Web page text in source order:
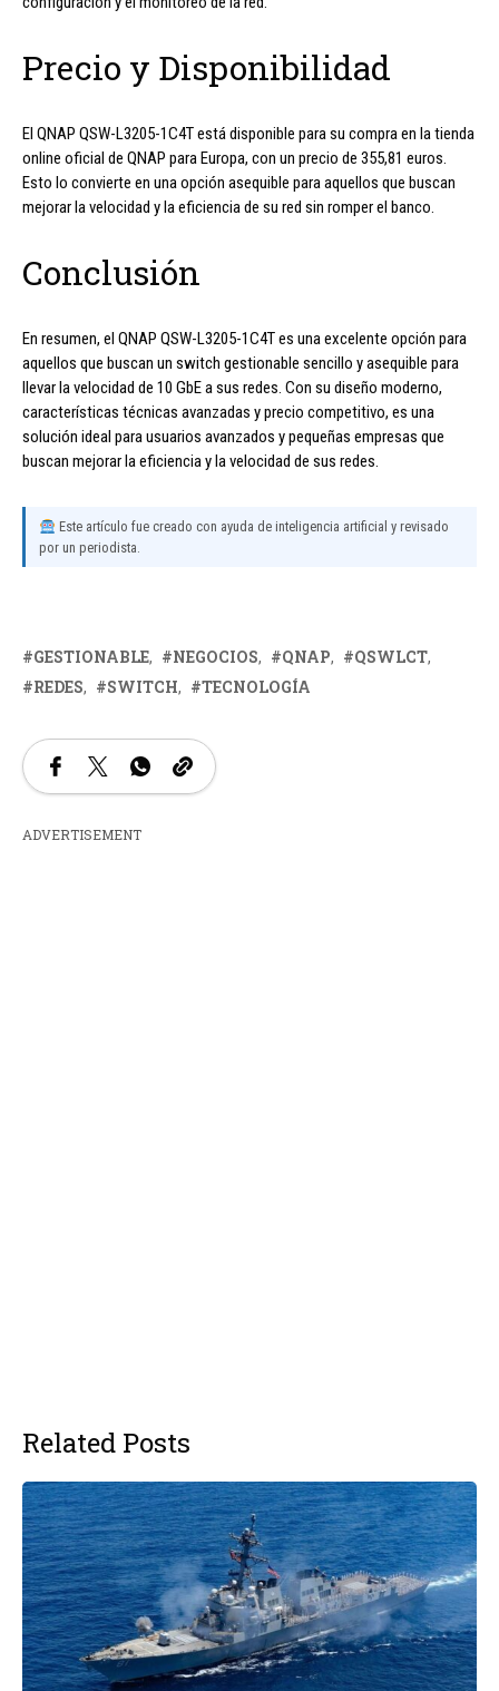
Precio y Disponibilidad
El QNAP QSW-L3205-1C4T está disponible para su compra en la tienda
online oficial de QNAP para Europa, con un precio de 355,81 euros.
Esto lo convierte en una opción asequible para aquellos que buscan
mejorar la velocidad y la eficiencia de su red sin romper el banco.
Conclusión
En resumen, el QNAP QSW-L3205-1C4T es una excelente opción para
aquellos que buscan un switch gestionable sencillo y asequible para
llevar la velocidad de 10 GbE a sus redes. Con su diseño moderno,
características técnicas avanzadas y precio competitivo, es una
solución ideal para usuarios avanzados y pequeñas empresas que
buscan mejorar la eficiencia y la velocidad de sus redes.
Este artículo fue creado con ayuda de inteligencia artificial y revisado
por un periodista.
GESTIONABLE NEGOCIOS QNAP
QSWLCT
REDES
SWITCH TECNOLOGÍA
ADVERTISEMENT
Related Posts